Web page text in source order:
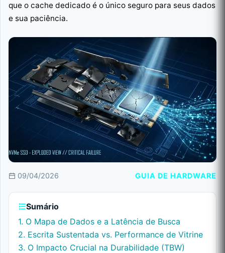
que o cache dedicado é o único seguro para seus dados
e sua paciência.
09/04/2026 GUIA DE HARDWARE
Sumário
1. O Mapa de Dados e a Latência de Busca
2. Escrita Sustentada vs. Performance de Vitrine
3. O Impacto Crucial na Durabilidade (TBW)